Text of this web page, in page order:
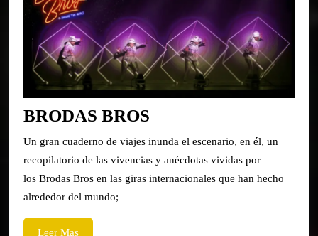
BRODAS BROS
BROS
Un gran cuaderno de viajes inunda el escenario, en él, un
recopilatorio de las vivencias y anécdotas vividas por
los Brodas Bros en las giras internacionales que han hecho
alrededor del mundo;
Leer MasLeer